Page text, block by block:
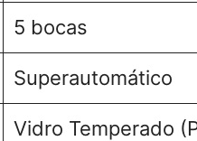
5 bocas
Superautomático
Vidro Temperado